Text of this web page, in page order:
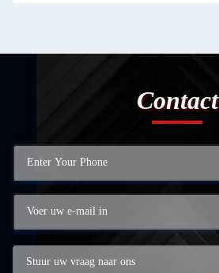
Contact